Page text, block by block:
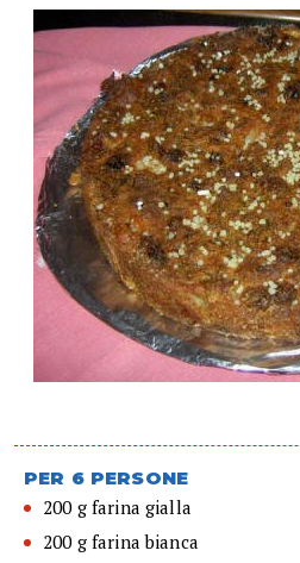
PER 6 PERSONE
200 g farina gialla
200 g farina bianca